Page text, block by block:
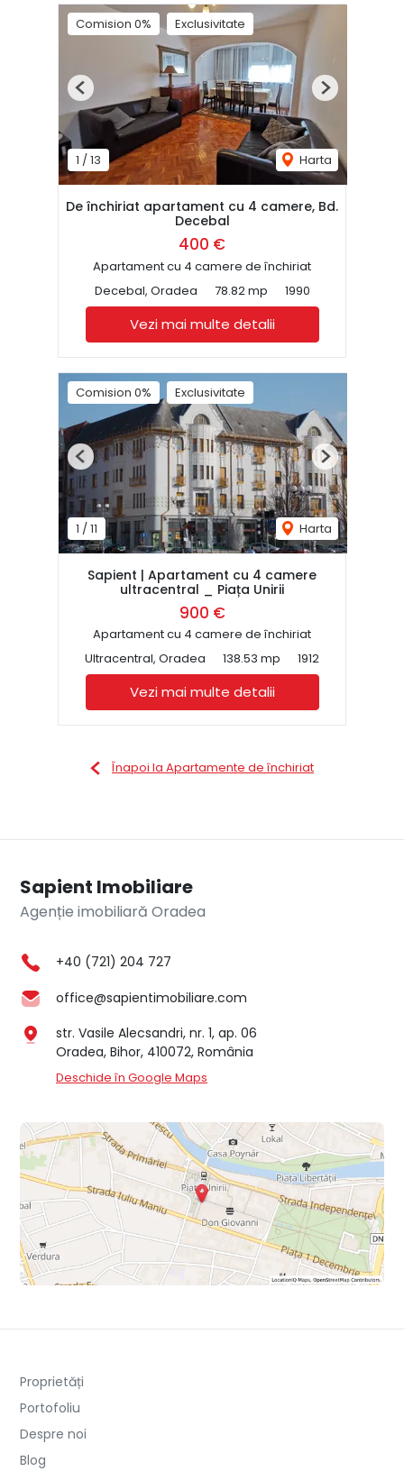
Comision 0% Exclusivitate
1 /13 Harta
Previous Next
De închiriat apartament cu 4 camere, Bd.
Decebal
400 €
Apartament cu 4 camere de închiriat
Decebal, Oradea
78.82 mp 1990
Vezi mai multe detalii
Comision 0% Exclusivitate
1 /11 Harta
Previous Next
Sapient | Apartament cu 4 camere
ultracentral _ Piața Unirii
900 €
Apartament cu 4 camere de închiriat
Ultracentral, Oradea
138.53 mp 1912
Vezi mai multe detalii
Înapoi la Apartamente de închiriat
Sapient Imobiliare
Agenție imobiliară Oradea
+40 (721) 204 727
office@sapientimobiliare.com
str. Vasile Alecsandri, nr. 1, ap. 06
Oradea, Bihor, 410072, România
Deschide în Google Maps
Proprietăți
Portofoliu
Despre noi
Blog